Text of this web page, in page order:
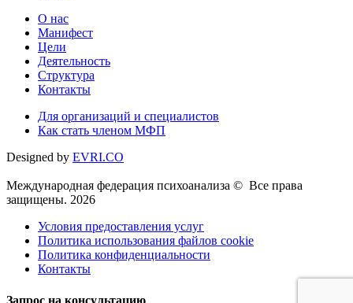
О нас
Манифест
Цели
Деятельность
Структура
Контакты
Для организаций и специалистов
Как стать членом МФП
Designed by EVRI.CO
Международная федерация психоанализа © Все права
защищены. 2026
Условия предоставления услуг
Политика использования файлов cookie
Политика конфиденциальности
Контакты
Запрос на консультацию